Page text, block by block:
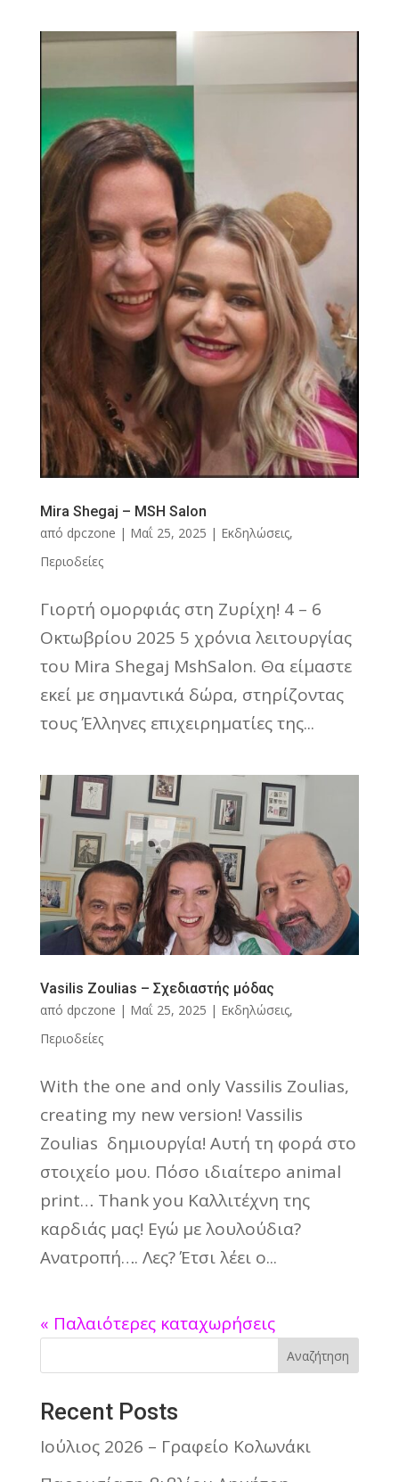
Mira Shegaj – MSH Salon
από dpczone | Μαΐ 25, 2025 | Εκδηλώσεις,
Περιοδείες
Γιορτή ομορφιάς στη Ζυρίχη! 4 – 6
Οκτωβρίου 2025 5 χρόνια λειτουργίας
του Mira Shegaj MshSalon. Θα είμαστε
εκεί με σημαντικά δώρα, στηρίζοντας
τους Έλληνες επιχειρηματίες της...
Vasilis Zoulias – Σχεδιαστής μόδας
από dpczone | Μαΐ 25, 2025 | Εκδηλώσεις,
Περιοδείες
With the one and only Vassilis Zoulias,
creating my new version! Vassilis
Zoulias δημιουργία! Αυτή τη φορά στο
στοιχείο μου. Πόσο ιδιαίτερο animal
print… Thank you Καλλιτέχνη της
καρδιάς μας! Εγώ με λουλούδια?
Ανατροπή…. Λες? Έτσι λέει ο...
« Παλαιότερες καταχωρήσεις
Αναζήτηση
Recent Posts
Ιούλιος 2026 – Γραφείο Κολωνάκι